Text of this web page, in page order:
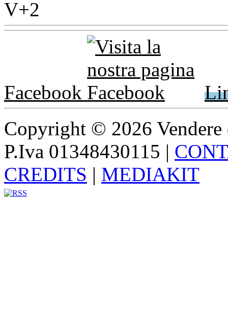
Facebook
Copyright © 2026
P.Iva 01348430115 |
CREDITS | MEDIAKIT